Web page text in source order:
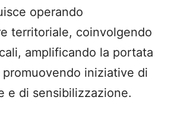
operando
territoriale, coinvolgendo
amplificando la portata
iniziative di
e di sensibilizzazione.